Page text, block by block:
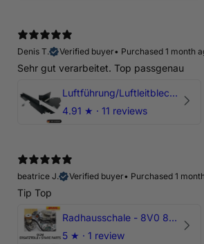
Denis T.
Verified buyer• Purchased 1 month
Sehr gut verarbeitet. Top passgenau
Luftführung/Luftleitblech 5" 125mm offene Ansaugung HPerformance
4.91 ★ · 11 reviews
beatrice J.
Verified buyer• Purchased 1
Tip Top
Radhausschale - 8V0 821 191 C - Original Ersatzteil für Audi RS3 Sportback
5 ★ · 1 review